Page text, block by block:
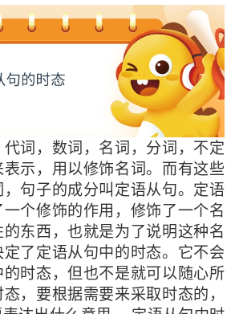
词，数词，名词，分词，不定
示，用以修饰名词。而有这些
句子的成分叫定语从句。定语
个修饰的作用，修饰了一个名
东西，也就是为了说明这种名
了定语从句中的时态。它不会
时态，但也不是就可以随心所
，要根据需要来采取时态的，